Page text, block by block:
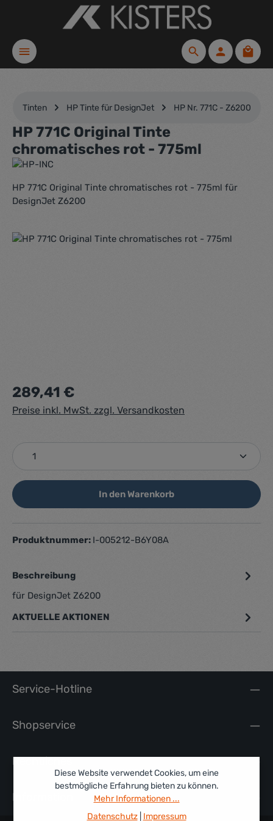
Zum Hauptinhalt springen
Tinten HP Tinte für DesignJet HP Nr. 771C - Z6200
HP 771C Original Tinte
chromatisches rot - 775ml
HP 771C Original Tinte chromatisches rot - 775ml für
DesignJet Z6200
Bildergalerie überspringen
Regulärer Preis:
289,41 €
Preise inkl. MwSt. zzgl. Versandkosten
Produkt Anzahl: Gib den gewünschten Wert ein
In den Warenkorb
Produktnummer: I-005212-B6Y08A
Beschreibung
für DesignJet Z6200
AKTUELLE AKTIONEN
Service-Hotline
Shopservice
Rechtliches
Information
Diese Website verwendet Cookies, um eine
bestmögliche Erfahrung bieten zu können.
Mehr Informationen ...
Datenschutz| Impressum